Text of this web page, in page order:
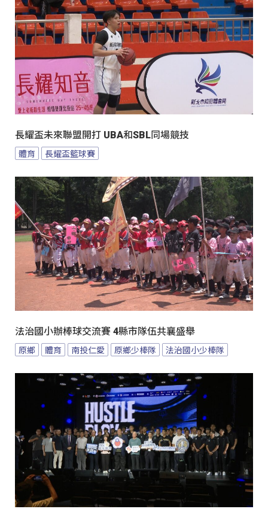
長耀盃未來聯盟開打 UBA和SBL同場競技
體育 長耀盃籃球賽
法治國小辦棒球交流賽 4縣市隊伍共襄盛舉
原鄉 體育 南投仁愛 原鄉少棒隊 法治國小少棒隊